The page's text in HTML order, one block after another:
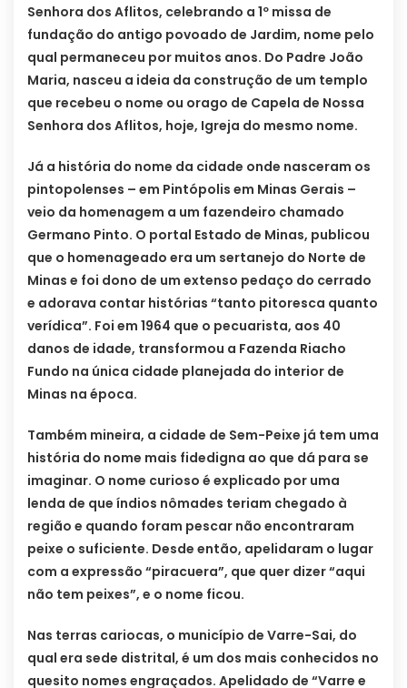
Senhora dos Aflitos, celebrando a 1º missa de
fundação do antigo povoado de Jardim, nome pelo
qual permaneceu por muitos anos. Do Padre João
Maria, nasceu a ideia da construção de um templo
que recebeu o nome ou orago de Capela de Nossa
Senhora dos Aflitos, hoje, Igreja do mesmo nome.
Já a história do nome da cidade onde nasceram os
pintopolenses – em Pintópolis em Minas Gerais –
veio da homenagem a um fazendeiro chamado
Germano Pinto. O portal Estado de Minas, publicou
que o homenageado era um sertanejo do Norte de
Minas e foi dono de um extenso pedaço do cerrado
e adorava contar histórias “tanto pitoresca quanto
verídica”. Foi em 1964 que o pecuarista, aos 40
danos de idade, transformou a Fazenda Riacho
Fundo na única cidade planejada do interior de
Minas na época.
Também mineira, a cidade de Sem-Peixe já tem uma
história do nome mais fidedigna ao que dá para se
imaginar. O nome curioso é explicado por uma
lenda de que índios nômades teriam chegado à
região e quando foram pescar não encontraram
peixe o suficiente. Desde então, apelidaram o lugar
com a expressão “piracuera”, que quer dizer “aqui
não tem peixes”, e o nome ficou.
Nas terras cariocas, o município de Varre-Sai, do
qual era sede distrital, é um dos mais conhecidos no
quesito nomes engraçados. Apelidado de “Varre e